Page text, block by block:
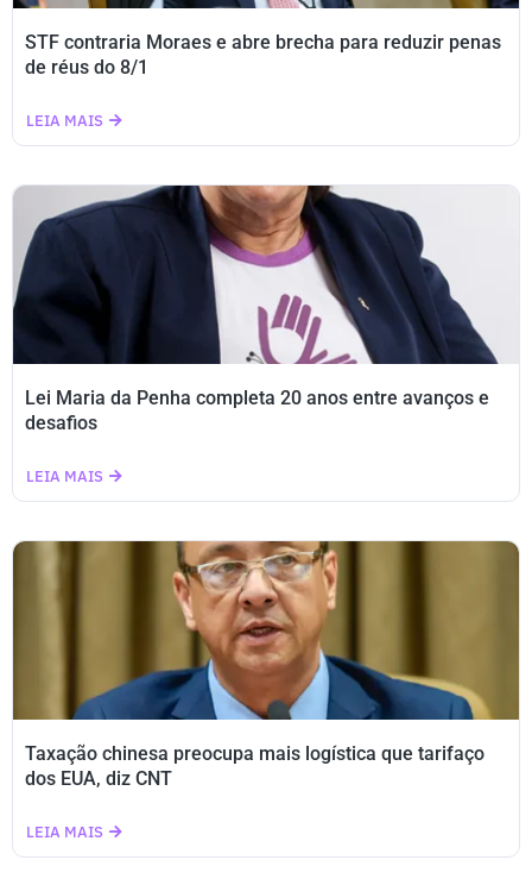
STF contraria Moraes e abre brecha para reduzir penas
de réus do 8/1
LEIA MAIS
Lei Maria da Penha completa 20 anos entre avanços e
desafios
LEIA MAIS
Taxação chinesa preocupa mais logística que tarifaço
dos EUA, diz CNT
LEIA MAIS